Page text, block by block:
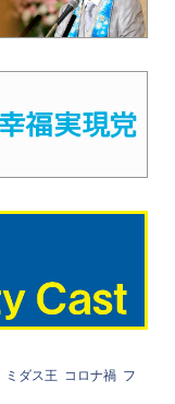
ミダス王 コロナ禍 フ